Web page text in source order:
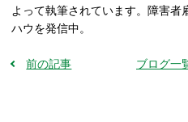
よって執筆されています。障害者
ハウを発信中。
前の記事 ブログ一